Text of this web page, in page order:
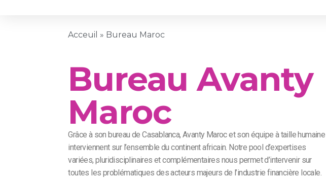
Acceuil » Bureau Maroc
Bureau Avanty
Maroc
Grâce à son bureau de Casablanca, Avanty Maroc et son équipe à taille humaine
interviennent sur l’ensemble du continent africain. Notre pool d’expertises
variées, pluridisciplinaires et complémentaires nous permet d’intervenir sur
toutes les problématiques des acteurs majeurs de l’industrie financière locale.